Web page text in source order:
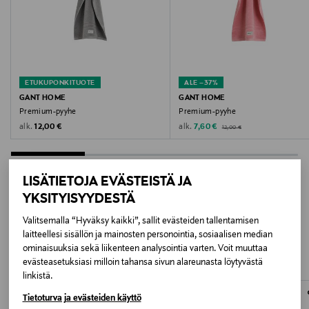
LISÄTIETOJA EVÄSTEISTÄ JA
YKSITYISYYDESTÄ
Valitsemalla “Hyväksy kaikki”, sallit evästeiden tallentamisen
laitteellesi sisällön ja mainosten personointia, sosiaalisen median
ominaisuuksia sekä liikenteen analysointia varten. Voit muuttaa
evästeasetuksiasi milloin tahansa sivun alareunasta löytyvästä
linkistä.
Tietoturva ja evästeiden käyttö
Koko
50 x 70 cm
Portugali
Valmistajan tuotenumero
852014802
Valmistaja
Pro Fashion Oy
ETUKUPONKITUOTE
GANT HOME
Premium-pyyhe
alk. Original Price
12,00 €
ALE –37%
GANT HOME
Premium-pyyhe
alk. Discounted Price
7,60 € Original Price
12,00 €
LISÄÄ KIINNOSTAVIA
TUOTTEITA